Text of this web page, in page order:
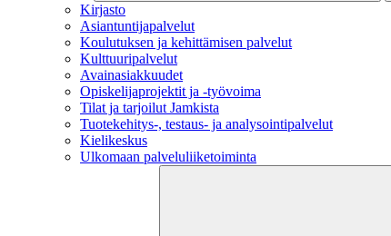
Kirjasto
Asiantuntijapalvelut
Koulutuksen ja kehittämisen palvelut
Kulttuuripalvelut
Avainasiakkuudet
Opiskelijaprojektit​ ja -työvoima
Tilat ja tarjoilut Jamkista
Tuotekehitys-, testaus- ja analysointipalvelut
Kielikeskus
Ulkomaan palveluliiketoiminta